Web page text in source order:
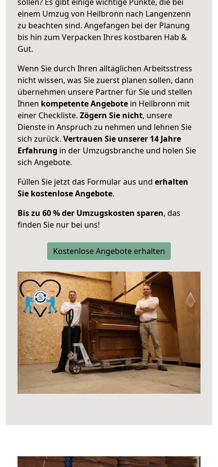
einem Umzug von Heilbronn nach Langenzenn
zu beachten sind. Angefangen bei der Planung
bis hin zum Verpacken Ihres kostbaren Hab &
Gut.
Wenn Sie durch Ihren alltäglichen Arbeitsstress
nicht wissen, was Sie zuerst planen sollen, dann
übernehmen unsere Partner für Sie und stellen
Ihnen kompetente Angebote in Heilbronn mit
einer Checkliste. Zögern Sie nicht, unsere
Dienste in Anspruch zu nehmen und lehnen Sie
sich zurück. Vertrauen Sie unserer 14 Jahre
Erfahrung in der Umzugsbranche und holen Sie
sich Angebote.
Füllen Sie jetzt das Formular aus und erhalten
Sie kostenlose Angebote.
Bis zu 60 % der Umzugskosten sparen, das
finden Sie nur bei uns!
Kostenlose Angebote erhalten